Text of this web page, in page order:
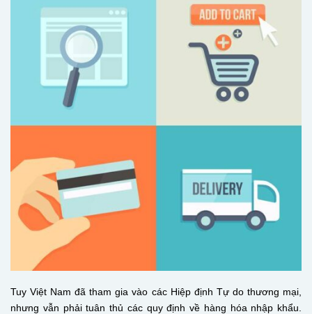
Tuy Việt Nam đã tham gia vào các Hiệp định Tự do thương mại,
nhưng vẫn phải tuân thủ các quy định về hàng hóa nhập khẩu.